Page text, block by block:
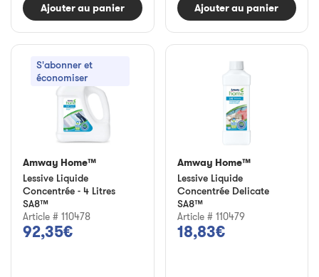
Ajouter au panier Ajouter au panier
S'abonner et
économiser
Amway Home™
Lessive Liquide
Concentrée - 4 Litres
SA8™
Article # 110478
92,35€
Amway Home™
Lessive Liquide
Concentrée Delicate
SA8™
Article # 110479
18,83€